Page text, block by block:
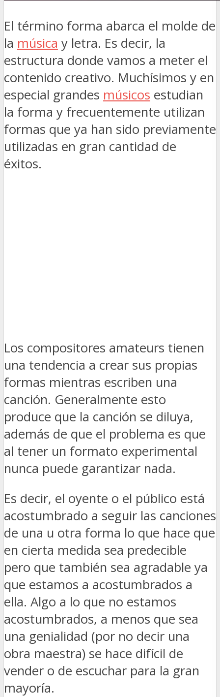
El término forma abarca el molde de
la música y letra. Es decir, la
estructura donde vamos a meter el
contenido creativo. Muchísimos y en
especial grandes músicos estudian
la forma y frecuentemente utilizan
formas que ya han sido previamente
utilizadas en gran cantidad de
éxitos.
Los compositores amateurs tienen
una tendencia a crear sus propias
formas mientras escriben una
canción. Generalmente esto
produce que la canción se diluya,
además de que el problema es que
al tener un formato experimental
nunca puede garantizar nada.
Es decir, el oyente o el público está
acostumbrado a seguir las canciones
de una u otra forma lo que hace que
en cierta medida sea predecible
pero que también sea agradable ya
que estamos a acostumbrados a
ella. Algo a lo que no estamos
acostumbrados, a menos que sea
una genialidad (por no decir una
obra maestra) se hace difícil de
vender o de escuchar para la gran
mayoría.